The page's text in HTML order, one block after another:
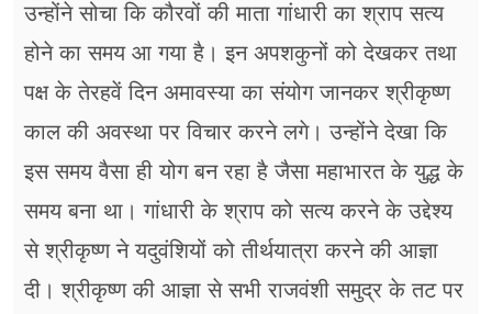
उन्होंने सोचा कि कौरवों की माता गांधारी का श्राप सत्य
होने का समय आ गया है। इन अपशकुनों को देखकर तथा
पक्ष के तेरहवें दिन अमावस्या का संयोग जानकर श्रीकृष्ण
काल की अवस्था पर विचार करने लगे। उन्होंने देखा कि
इस समय वैसा ही योग बन रहा है जैसा महाभारत के युद्ध के
समय बना था। गांधारी के श्राप को सत्य करने के उद्देश्य
से श्रीकृष्ण ने यदुवंशियों को तीर्थयात्रा करने की आज्ञा
दी। श्रीकृष्ण की आज्ञा से सभी राजवंशी समुद्र के तट पर